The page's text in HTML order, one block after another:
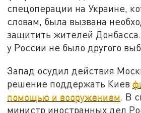
спецоперации на Украине,
словам, была вызвана
защитить жителей
у России не было другого
Запад осудил действия
решение поддержать Киев
помощью и вооружением. В
министр иностранных дел